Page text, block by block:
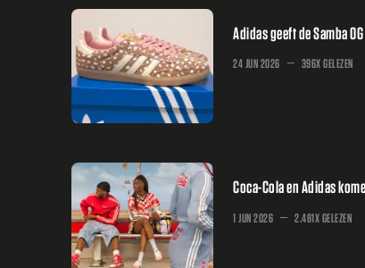
Adidas geeft de Samba
24 JUN 2026 396X GELEZEN
Coca-Cola en Adidas
1 JUN 2026 2.481X GELEZEN